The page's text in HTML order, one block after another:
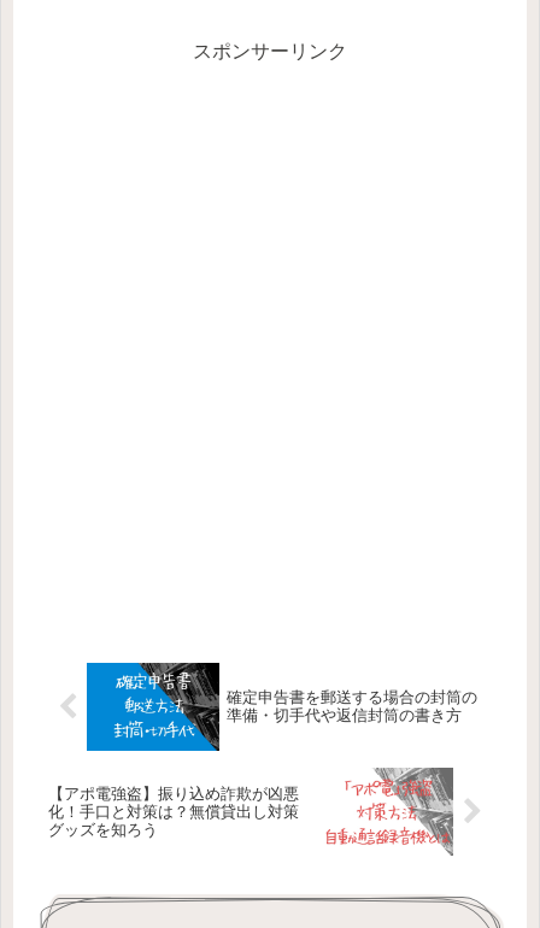
調査...
スポンサーリンク
確定申告書を郵送する場合の封筒の
準備・切手代や返信封筒の書き方
【アポ電強盗】振り込め詐欺が凶悪
化！手口と対策は？無償貸出し対策
グッズを知ろう